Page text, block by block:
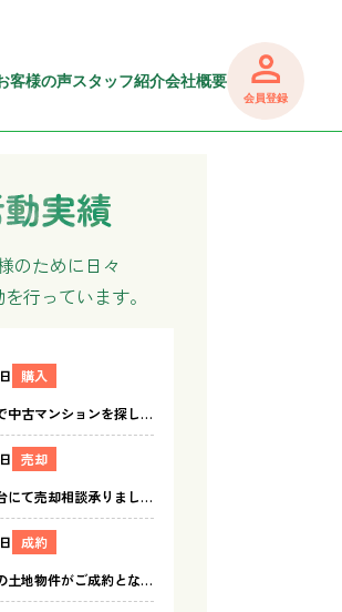
客様の声スタッフ紹介会社概要
会員登録
のために日々
行っています。